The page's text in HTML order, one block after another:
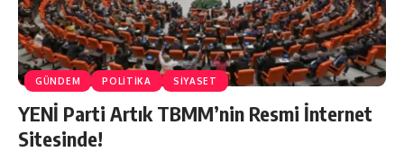
GÜNDEM POLİTİKA SIYASET
YENİ Parti Artık TBMM’nin Resmi İnternet
Sitesinde!